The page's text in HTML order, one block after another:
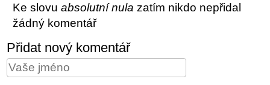
Ke slovuabsolutní nula zatím nikdo nepřidal
žádný komentář
Přidat nový komentář